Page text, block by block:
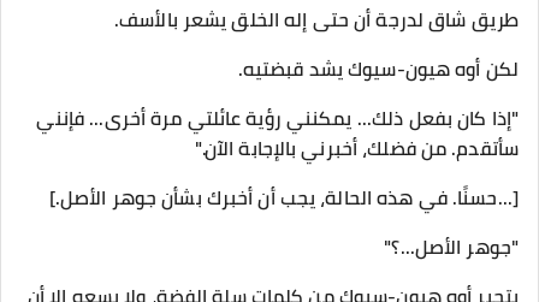
طريق شاق لدرجة أن حتى إله الخلق يشعر بالأسف.
لكن أوه هيون-سيوك يشد قبضتيه.
"إذا كان بفعل ذلك... يمكنني رؤية عائلتي مرة أخرى... فإنني
سأتقدم. من فضلك، أخبرني بالإجابة الآن."
[...حسنًا. في هذه الحالة، يجب أن أخبرك بشأن جوهر الأصل.]
"جوهر الأصل...؟"